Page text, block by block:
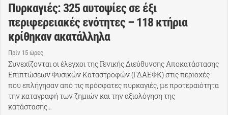
Πυρκαγιές: 325 αυτοψίες σε έξι
περιφερειακές ενότητες – 118 κτήρια
κρίθηκαν ακατάλληλα
Πρίν 15 ώρες
Συνεχίζονται οι έλεγχοι της Γενικής Διεύθυνσης Αποκατάστασης
Επιπτώσεων Φυσικών Καταστροφών (ΓΔΑΕΦΚ) στις περιοχές
που επλήγησαν από τις πρόσφατες πυρκαγιές, με προτεραιότητα
την καταγραφή των ζημιών και την αξιολόγηση της
κατάστασης…